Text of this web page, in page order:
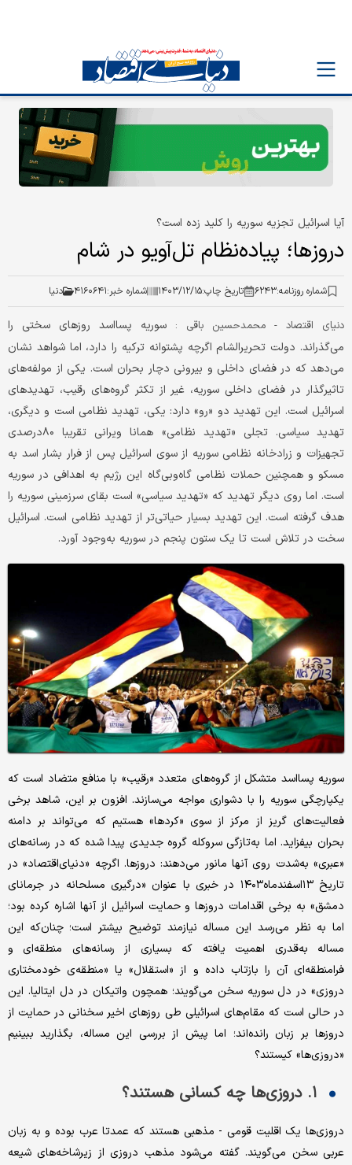
آیا اسرائیل تجزیه سوریه را کلید زده است؟
دروزها؛ پیاده‌نظام تل‌آویو در شام
شماره روزنامه:۶۲۴۳ تاریخ چاپ:۱۴۰۳/۱۲/۱۵ شماره خبر:۴۱۶۰۶۴۱ دنیا
دنیای اقتصاد - محمدحسین باقی : سوریه پسااسد روزهای سختی را
می‌گذراند. دولت تحریرالشام اگرچه پشتوانه‌ ترکیه را دارد، اما شواهد نشان
می‌دهد که در فضای داخلی و بیرونی دچار بحران است. یکی از مولفه‌های
تاثیرگذار در فضای داخلی سوریه، غیر از تکثر گروه‌های رقیب، تهدیدهای
اسرائیل است. این تهدید دو «رو» دارد: یکی، تهدید نظامی است و دیگری،
تهدید سیاسی. تجلی «تهدید نظامی» همانا ویرانی تقریبا ۸۰درصدی
تجهیزات و زرادخانه‌ نظامی سوریه از سوی اسرائیل پس از فرار بشار اسد به
مسکو و همچنین حملات نظامی گاه‌وبی‌گاه این رژیم به اهدافی در سوریه
است. اما روی دیگر تهدید که «تهدید سیاسی» است بقای سرزمینی سوریه را
هدف گرفته است. این تهدید بسیار حیاتی‌تر از تهدید نظامی است. اسرائیل
سخت در تلاش است تا یک ستون پنجم در سوریه به‌وجود آورد.
سوریه‌ پسااسد متشکل از گروه‌های متعدد «رقیب» با منافع متضاد است که
یکپارچگی سوریه را با دشواری مواجه می‌سازند. افزون بر این، شاهد برخی
فعالیت‌های گریز از مرکز از سوی «کردها» هستیم که می‌تواند بر دامنه
بحران بیفزاید. اما به‌تازگی سروکله‌ گروه جدیدی پیدا شده که در رسانه‌های
«عبری» به‌شدت روی آنها مانور می‌دهند: دروزها. اگرچه «دنیای‌اقتصاد» در
تاریخ ۱۳اسفندماه۱۴۰۳ در خبری با عنوان «درگیری مسلحانه در جرمانای
دمشق» به برخی اقدامات دروزها و حمایت اسرائیل از آنها اشاره کرده بود؛
اما به نظر می‌رسد این مساله نیازمند توضیح بیشتر است؛ چنان‌که این
مساله به‌قدری اهمیت یافته که بسیاری از رسانه‌های منطقه‌ای و
فرامنطقه‌ای آن را بازتاب داده و از «استقلال» یا «منطقه‌ی خودمختاری
دروزی» در دل سوریه سخن می‌گویند؛ همچون واتیکان در دل ایتالیا. این
در حالی است که مقام‌های اسرائیلی طی روزهای اخیر سخنانی در حمایت از
دروزها بر زبان رانده‌اند؛ اما پیش از بررسی این مساله، بگذارید ببینیم
«دروزی‌ها» کیستند؟
۱. دروزی‌ها چه کسانی هستند؟
دروزی‌ها یک اقلیت قومی - مذهبی هستند که عمدتا عرب بوده و به زبان
عربی سخن می‌گویند. گفته می‌شود مذهب دروزی از زیرشاخه‌های شیعه‌